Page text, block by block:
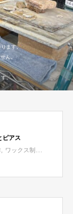
ます。
ん。
す。
ピアス
ワックス制作